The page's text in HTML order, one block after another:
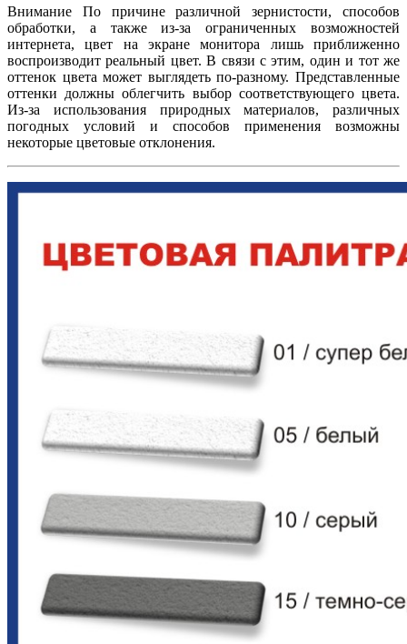
Внимание По причине различной зернистости, способов
обработки, а также из-за ограниченных возможностей
интернета, цвет на экране монитора лишь приближенно
воспроизводит реальный цвет. В связи с этим, один и тот же
оттенок цвета может выглядеть по-разному. Представленные
оттенки должны облегчить выбор соответствующего цвета.
Из-за использования природных материалов, различных
погодных условий и способов применения возможны
некоторые цветовые отклонения.